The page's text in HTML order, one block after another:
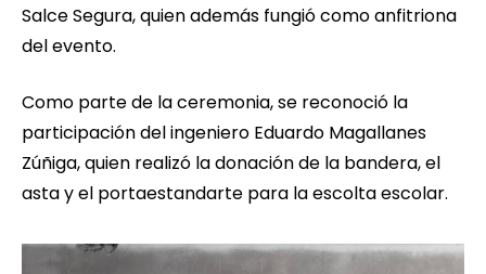
Salce Segura, quien además fungió como anfitriona
del evento.
Como parte de la ceremonia, se reconoció la
participación del ingeniero Eduardo Magallanes
Zúñiga, quien realizó la donación de la bandera, el
asta y el portaestandarte para la escolta escolar.